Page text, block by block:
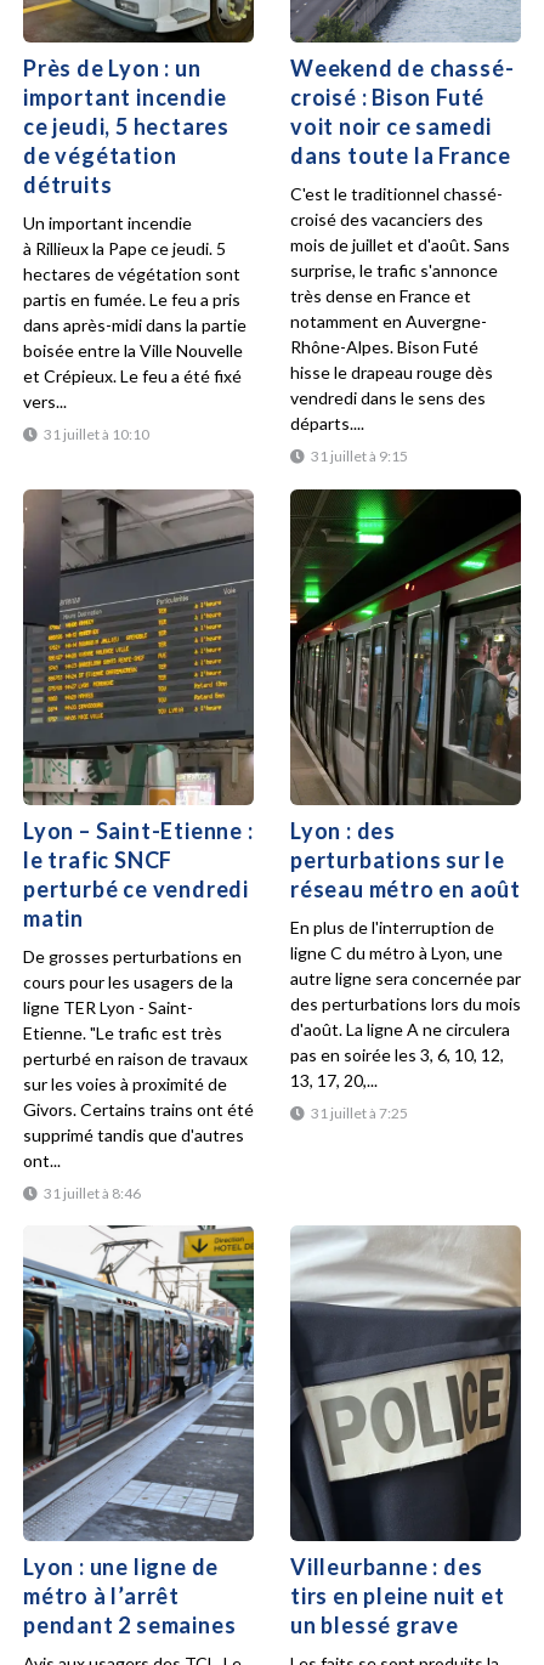
Près de Lyon : un
important incendie
ce jeudi, 5 hectares
de végétation
détruits
31 juillet à 10:10
Un important incendie
à Rillieux la Pape ce jeudi. 5
hectares de végétation sont
partis en fumée. Le feu a pris
dans après-midi dans la partie
boisée entre la Ville Nouvelle
et Crépieux. Le feu a été fixé
vers...
Weekend de chassé-
croisé : Bison Futé
voit noir ce samedi
dans toute la France
31 juillet à 9:15
C'est le traditionnel chassé-
croisé des vacanciers des
mois de juillet et d'août. Sans
surprise, le trafic s'annonce
très dense en France et
notamment en Auvergne-
Rhône-Alpes. Bison Futé
hisse le drapeau rouge dès
vendredi dans le sens des
départs....
Lyon – Saint-Etienne :
le trafic SNCF
perturbé ce vendredi
matin
31 juillet à 8:46
De grosses perturbations en
cours pour les usagers de la
ligne TER Lyon - Saint-
Etienne. "Le trafic est très
perturbé en raison de travaux
sur les voies à proximité de
Givors. Certains trains ont été
supprimé tandis que d'autres
ont...
Lyon : des
perturbations sur le
réseau métro en août
31 juillet à 7:25
En plus de l'interruption de
ligne C du métro à Lyon, une
autre ligne sera concernée par
des perturbations lors du mois
d'août. La ligne A ne circulera
pas en soirée les 3, 6, 10, 12,
13, 17, 20,...
Lyon : une ligne de
métro à l’arrêt
pendant 2 semaines
Villeurbanne : des
tirs en pleine nuit et
un blessé grave